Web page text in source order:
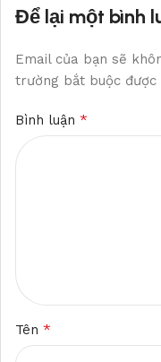
Để lại một bình
Email của bạn sẽ
trường bắt buộc được
Bình luận *
Tên *